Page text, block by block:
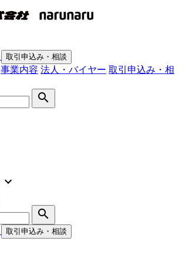
取引申込み・相談
事業内容 法人・バイヤー 取引申込み・相
search
expand_more
search
取引申込み・相談